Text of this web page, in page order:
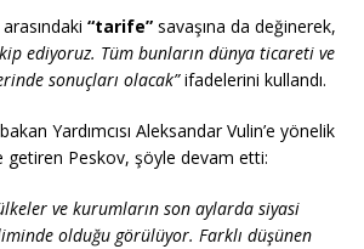
“tarife” savaşına da değinerek,
ediyoruz. Tüm bunların dünya ticareti ve
sonuçları olacak”ifadelerini kullandı.
Yardımcısı Aleksandar Vulin’e yönelik
getiren Peskov, şöyle devam etti:
ve kurumların son aylarda siyasi
olduğu görülüyor. Farklı düşünen